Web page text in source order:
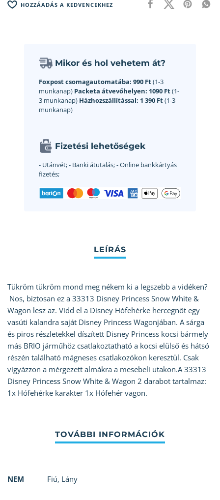
HOZZÁADÁS A KEDVENCEKHEZ
Mikor és hol vehetem át?
Foxpost csomagautomatába: 990 Ft(1-3
munkanap) Packeta átvevőhelyen: 1090 Ft(1-
3 munkanap) Házhozszállítással: 1 390 Ft(1-3
munkanap)
Fizetési lehetőségek
- Utánvét;- Banki átutalás;- Online bankkártyás
fizetés;
Tükröm tükröm mond meg nékem ki a legszebb a vidéken?
Nos, biztosan ez a 33313 Disney Princess Snow White &
Wagon lesz az. Vidd el a Disney Hófehérke hercegnőt egy
vasúti kalandra saját Disney Princess Wagonjában. A sárga
és piros részletekkel díszített Disney Princess kocsi bármely
más BRIO járműhöz csatlakoztatható a kocsi elülső és hátsó
részén található mágneses csatlakozókon keresztül. Csak
vigyázzon a mérgezett almákra a mesebeli utakon.A 33313
Disney Princess Snow White & Wagon 2 darabot tartalmaz:
1x Hófehérke karakter 1x Hófehér vagon.
NEM Fiú, Lány